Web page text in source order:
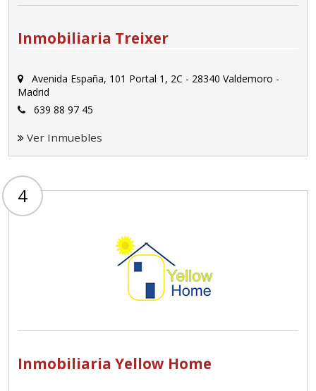
Inmobiliaria Treixer
Avenida España, 101 Portal 1, 2C - 28340 Valdemoro -
Madrid
639 88 97 45
Ver Inmuebles
4
Inmobiliaria Yellow Home